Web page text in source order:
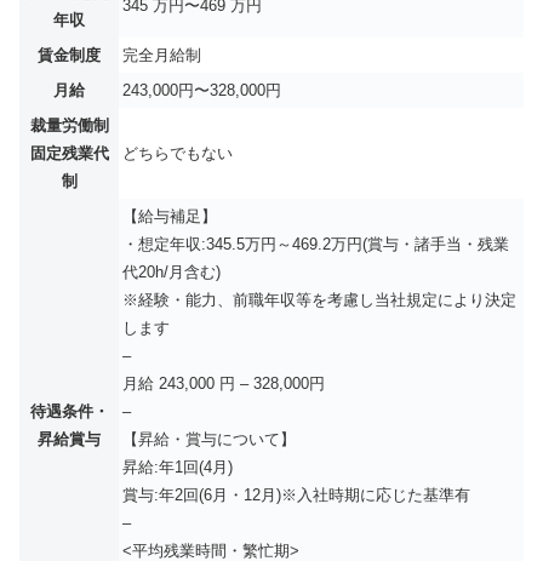
年収
345 万円〜469 万円
賃金制度
完全月給制
月給
243,000円〜328,000円
裁量労働制
固定残業代
制
どちらでもない
待遇条件・
昇給賞与
【給与補足】
・想定年収:345.5万円～469.2万円(賞与・諸手当・残業
代20h/月含む)
※経験・能力、前職年収等を考慮し当社規定により決定
します
–
月給 243,000 円 – 328,000円
–
【昇給・賞与について】
昇給:年1回(4月)
賞与:年2回(6月・12月)※入社時期に応じた基準有
–
<平均残業時間・繁忙期>